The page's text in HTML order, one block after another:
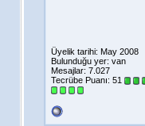
Üyelik tarihi: May 2008
Bulunduğu yer: van
Mesajlar: 7.027
Tecrübe Puanı: 51